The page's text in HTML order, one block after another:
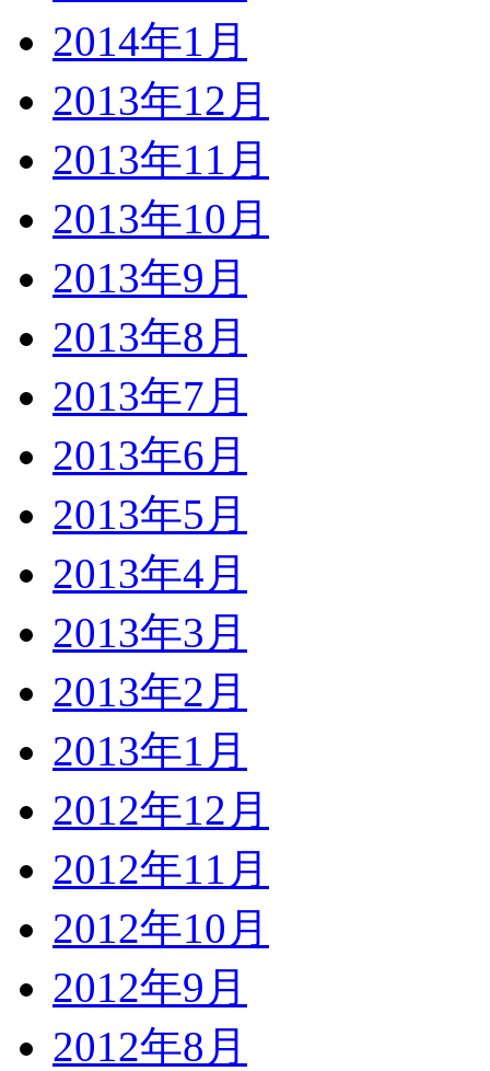
2014年1月
2013年12月
2013年11月
2013年10月
2013年9月
2013年8月
2013年7月
2013年6月
2013年5月
2013年4月
2013年3月
2013年2月
2013年1月
2012年12月
2012年11月
2012年10月
2012年9月
2012年8月